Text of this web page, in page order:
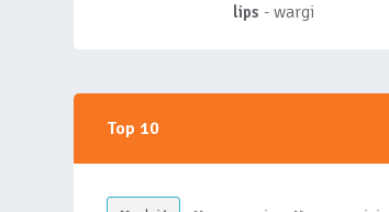
lips - wargi
Top 10